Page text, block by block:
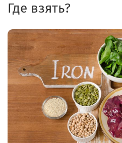
Где взять?